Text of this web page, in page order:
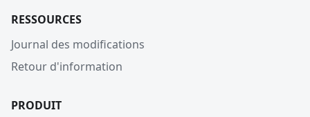
RESSOURCES
Journal des modifications
Retour d'information
PRODUIT